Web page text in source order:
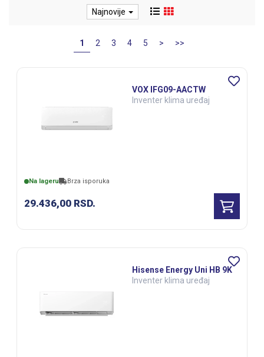
Najnovije
1 2 3 4 5 > >>
Na lageru Brza isporuka
29.436,00 RSD.
VOX IFG09-AACTW
Inventer klima uređaj
Hisense Energy Uni HB 9K
Inventer klima uređaj